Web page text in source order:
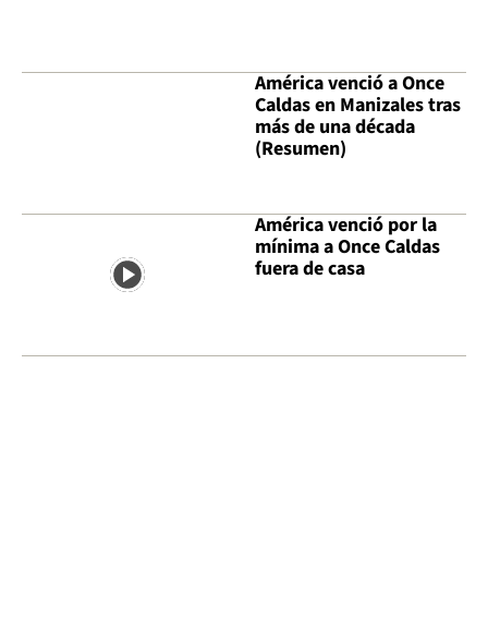
América venció a Once
Caldas en Manizales tras
más de una década
(Resumen)
América venció por la
mínima a Once Caldas
fuera de casa